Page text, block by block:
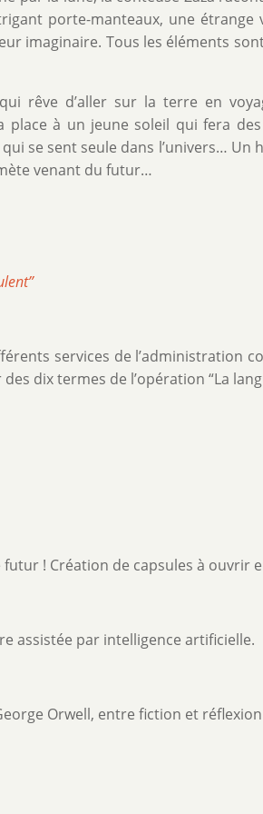
porte-manteaux, une
imaginaire. Tous les éléments
rêve d’aller sur la terre en
place à un jeune soleil qui fera
se sent seule dans l’univers… Un
venant du futur…
services de l’administration
dix termes de l’opération “La
! Création de capsules à ouvrir
assistée par intelligence artificielle.
Orwell, entre fiction et